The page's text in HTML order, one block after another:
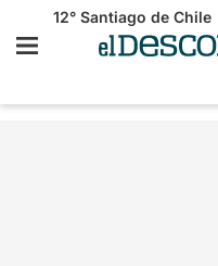
12° Santiago de Chile